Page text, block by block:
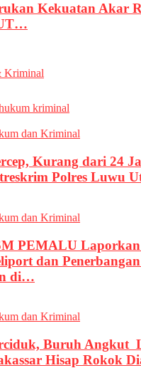
Kekuatan Akar
Kriminal
kriminal
dan Kriminal
Kurang dari 24
Polres Luwu
dan Kriminal
PEMALU Laporkan
dan
di…
dan Kriminal
Buruh Angkut
Hisap Rokok